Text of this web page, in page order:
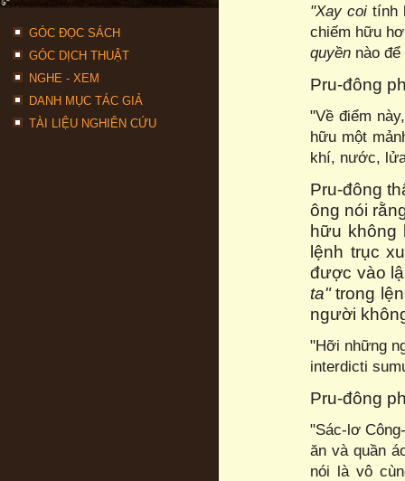
GÓC ĐỌC SÁCH
GÓC DỊCH THUẬT
NGHE - XEM
DANH MỤC TÁC GIẢ
TÀI LIỆU NGHIÊN CỨU
"Xay coi tính
chiếm hữu
quyền nào
Pru-đông
"Về điểm
hữu một
khí, nước,
Pru-đông
ông nói
hữu không
lệnh trục
được vào
ta"trong
người
"Hỡi những
interdicti
Pru-đông
"Sác-lơ
ăn và quần
nói là vô